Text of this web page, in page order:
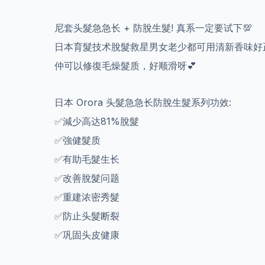
尼套头髮急急长 + 防脫生髮! 真系一定要试下💯
日本育髮技术脫髮救星男女老少都可用清新香味好
仲可以修復毛燥髮质，好顺滑呀💕
日本 Orora 头髮急急长防脫生髮系列功效:
✅減少高达81%脫髮
✅強健髮质
✅有助毛髮生长
✅改善脫髮问题
✅重建浓密秀髮
✅防止头髮断裂
✅巩固头皮健康